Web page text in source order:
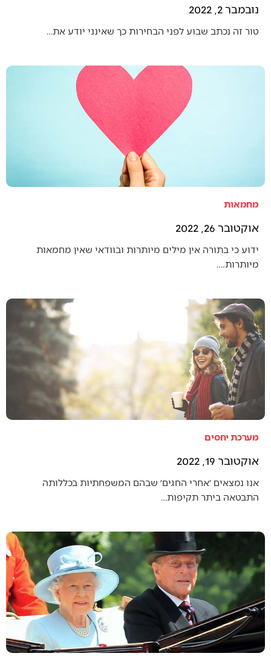
נובמבר 2, 2022
טור זה נכתב שבוע לפני הבחירות כך שאינני יודע את…
מחמאות
אוקטובר 26, 2022
ידוע כי בתורה אין מילים מיותרות ובוודאי שאין מחמאות
מיותרות.…
מערכת יחסים
אוקטובר 19, 2022
אנו נמצאים ׳אחרי החגים׳ שבהם המשפחתיות בכללותה
התבטאה ביתר תקיפות…